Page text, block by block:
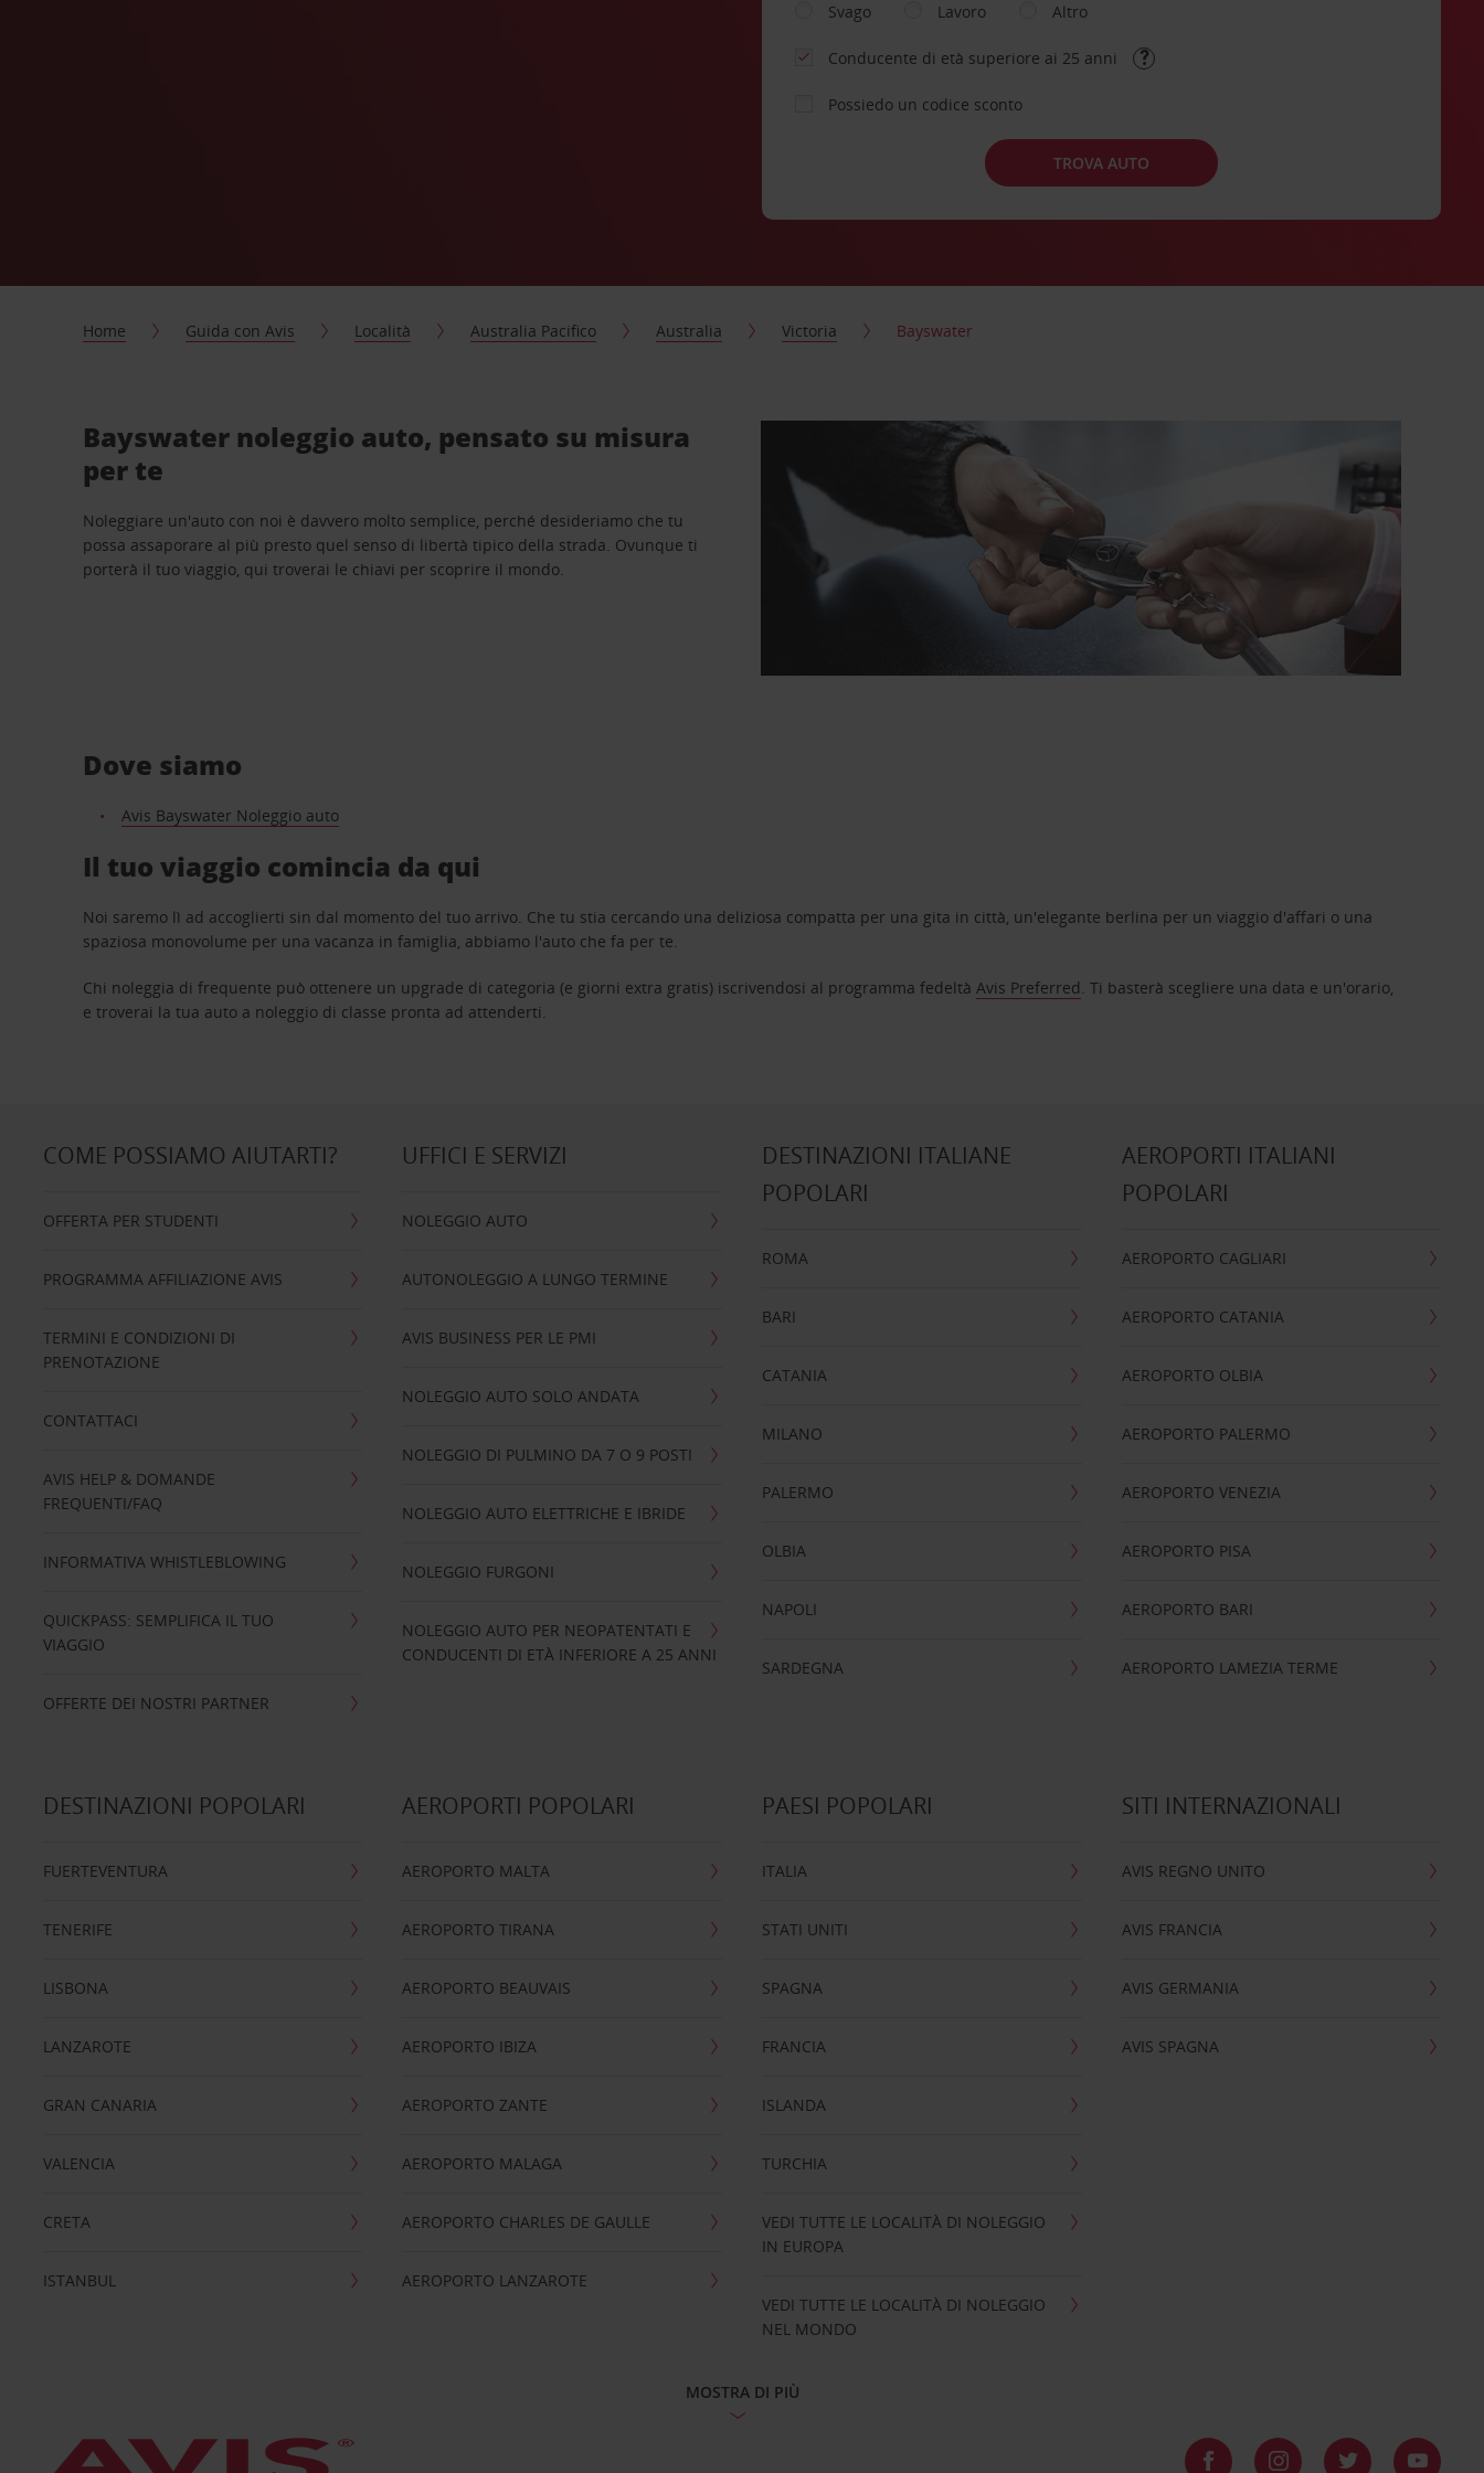
Svago
Lavoro Altro
Conducente di età superiore ai 25 anni
Possiedo un codice sconto
TROVA AUTO
Home Guida con Avis Località Australia Pacifico Australia Victoria Bayswater
Bayswater noleggio auto, pensato su misura
per te
Noleggiare un'auto con noi è davvero molto semplice, perché desideriamo che tu
possa assaporare al più presto quel senso di libertà tipico della strada. Ovunque ti
porterà il tuo viaggio, qui troverai le chiavi per scoprire il mondo.
Dove siamo
Avis Bayswater Noleggio auto
Il tuo viaggio comincia da qui
Noi saremo lì ad accoglierti sin dal momento del tuo arrivo. Che tu stia cercando una deliziosa compatta per una gita in città, un'elegante berlina per un viaggio d'affari o una
spaziosa monovolume per una vacanza in famiglia, abbiamo l'auto che fa per te.
Chi noleggia di frequente può ottenere un upgrade di categoria (e giorni extra gratis) iscrivendosi al programma fedeltàAvis Preferred. Ti basterà scegliere una data e un'orario,
e troverai la tua auto a noleggio di classe pronta ad attenderti.
COME POSSIAMO AIUTARTI?
OFFERTA PER STUDENTI
PROGRAMMA AFFILIAZIONE AVIS
TERMINI E CONDIZIONI DI
PRENOTAZIONE
CONTATTACI
AVIS HELP & DOMANDE
FREQUENTI/FAQ
INFORMATIVA WHISTLEBLOWING
QUICKPASS: SEMPLIFICA IL TUO
VIAGGIO
OFFERTE DEI NOSTRI PARTNER
UFFICI E SERVIZI
NOLEGGIO AUTO
AUTONOLEGGIO A LUNGO TERMINE
AVIS BUSINESS PER LE PMI
NOLEGGIO AUTO SOLO ANDATA
NOLEGGIO DI PULMINO DA 7 O 9 POSTI
NOLEGGIO AUTO ELETTRICHE E IBRIDE
NOLEGGIO FURGONI
NOLEGGIO AUTO PER NEOPATENTATI E
CONDUCENTI DI ETÀ INFERIORE A 25 ANNI
DESTINAZIONI ITALIANE
POPOLARI
ROMA
BARI
CATANIA
MILANO
PALERMO
OLBIA
NAPOLI
SARDEGNA
AEROPORTI ITALIANI
POPOLARI
AEROPORTO CAGLIARI
AEROPORTO CATANIA
AEROPORTO OLBIA
AEROPORTO PALERMO
AEROPORTO VENEZIA
AEROPORTO PISA
AEROPORTO BARI
AEROPORTO LAMEZIA TERME
DESTINAZIONI POPOLARI
FUERTEVENTURA
TENERIFE
LISBONA
LANZAROTE
GRAN CANARIA
VALENCIA
CRETA
ISTANBUL
AEROPORTI POPOLARI
AEROPORTO MALTA
AEROPORTO TIRANA
AEROPORTO BEAUVAIS
AEROPORTO IBIZA
AEROPORTO ZANTE
AEROPORTO MALAGA
AEROPORTO CHARLES DE GAULLE
AEROPORTO LANZAROTE
PAESI POPOLARI
ITALIA
STATI UNITI
SPAGNA
FRANCIA
ISLANDA
TURCHIA
VEDI TUTTE LE LOCALITÀ DI NOLEGGIO
IN EUROPA
VEDI TUTTE LE LOCALITÀ DI NOLEGGIO
NEL MONDO
SITI INTERNAZIONALI
AVIS REGNO UNITO
AVIS FRANCIA
AVIS GERMANIA
AVIS SPAGNA
MOSTRA DI PIÙ